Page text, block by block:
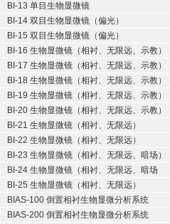
BI-13 单目生物显微镜
BI-14 双目生物显微镜（偏光）
BI-15 双目生物显微镜（偏光）
BI-16 生物显微镜（相衬、无限远、示教）
BI-17 生物显微镜（相衬、无限远、示教）
BI-18 生物显微镜（相衬、无限远、示教）
BI-19 生物显微镜（相衬、无限远、示教）
BI-20 生物显微镜（相衬、无限远、示教）
BI-21 生物显微镜（相衬、无限远）
BI-22 生物显微镜（相衬、无限远）
BI-23 生物显微镜（相衬、无限远、暗场）
BI-24 生物显微镜（相衬、无限远、暗场
BI-25 生物显微镜（相衬、无限远）
BIAS-100 倒置相衬生物显微分析系统
BIAS-200 倒置相衬生物显微分析系统